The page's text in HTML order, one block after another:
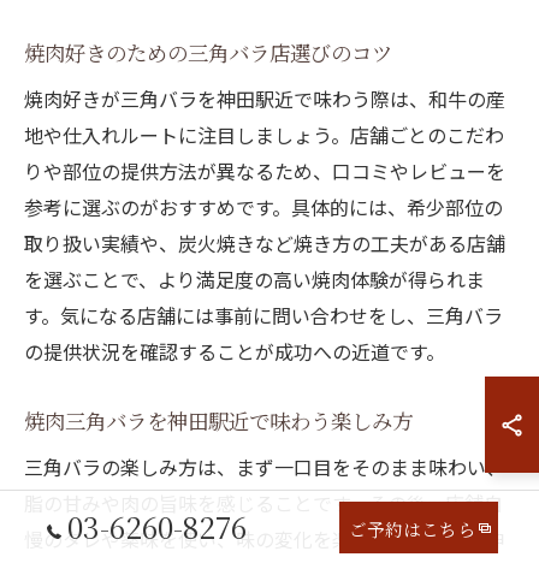
焼肉好きのための三角バラ店選びのコツ
焼肉好きが三角バラを神田駅近で味わう際は、和牛の産
地や仕入れルートに注目しましょう。店舗ごとのこだわ
りや部位の提供方法が異なるため、口コミやレビューを
参考に選ぶのがおすすめです。具体的には、希少部位の
取り扱い実績や、炭火焼きなど焼き方の工夫がある店舗
を選ぶことで、より満足度の高い焼肉体験が得られま
す。気になる店舗には事前に問い合わせをし、三角バラ
の提供状況を確認することが成功への近道です。
焼肉三角バラを神田駅近で味わう楽しみ方
三角バラの楽しみ方は、まず一口目をそのまま味わい、
脂の甘みや肉の旨味を感じることです。その後、店舗自
慢のタレや薬味を使い、味の変化を楽しみましょう。神
03-6260-8276 ご予約はこちら